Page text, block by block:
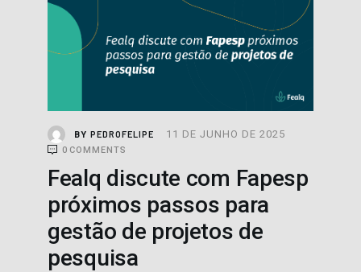
BY PEDROFELIPE 11 DE JUNHO DE 2025
0 COMMENTS
Fealq discute com Fapesp
próximos passos para
gestão de projetos de
pesquisa